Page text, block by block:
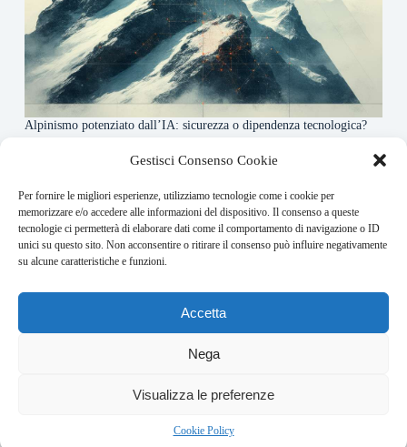
Gestisci Consenso Cookie
Per fornire le migliori esperienze, utilizziamo tecnologie come i cookie per
memorizzare e/o accedere alle informazioni del dispositivo. Il consenso a queste
tecnologie ci permetterà di elaborare dati come il comportamento di navigazione o ID
unici su questo sito. Non acconsentire o ritirare il consenso può influire negativamente
su alcune caratteristiche e funzioni.
Accetta
Nega
Visualizza le preferenze
Cookie Policy
Alpinismo potenziato dall’IA: sicurezza o dipendenza tecnologica?
About this website
Rivistadellamontagna.it ogni giorno trova per te le principali
notizie su montagna trekking e alpinismo da tutto il mondo.
Address:
VIA USODIMARE 3 - 37138 - VERONA (VR)
redazione@bullet-network.com
bullet-network.com
Bullet - Dynamic Solutions Srl P.IVA 02954300238 – REA